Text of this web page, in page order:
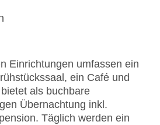
Stockwerke: 4
Zimmer: 79
Express, Diners Club,
Visa
Sterne
Einrichtungen umfassen ein
ein Café und
als buchbare
Übernachtung inkl.
Täglich werden ein